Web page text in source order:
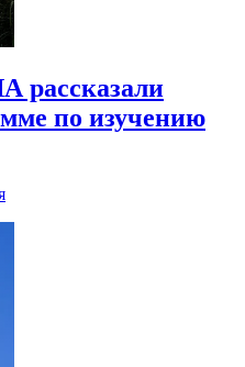
рассказали
по изучению